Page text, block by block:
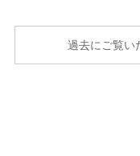
過去にご覧い